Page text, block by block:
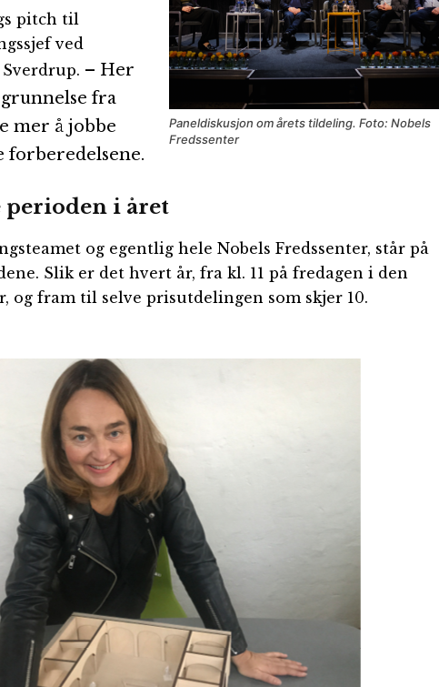
Paneldiskusjon om årets tildeling. Foto: Nobels
Fredssenter
pitch til
ved
– Her
fra
mer å jobbe
forberedelsene.
perioden i året
og egentlig hele Nobels Fredssenter, står på
Slik er det hvert år, fra kl. 11 på fredagen i den
og fram til selve prisutdelingen som skjer 10.